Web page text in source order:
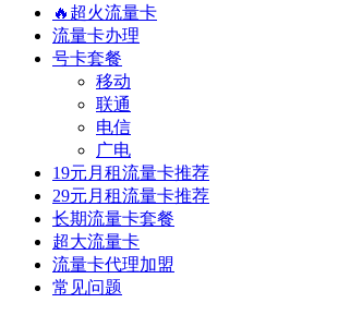
🔥超火流量卡
流量卡办理
号卡套餐
移动
联通
电信
广电
19元月租流量卡推荐
29元月租流量卡推荐
长期流量卡套餐
超大流量卡
流量卡代理加盟
常见问题